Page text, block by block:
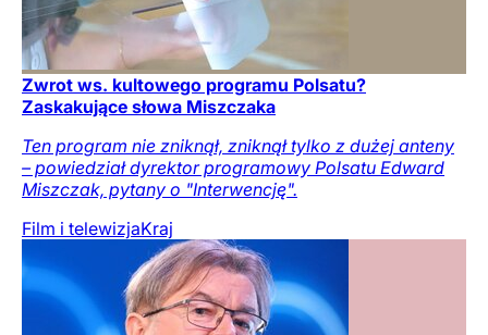
Zwrot ws. kultowego programu Polsatu?
Zaskakujące słowa Miszczaka
Ten program nie zniknął, zniknął tylko z dużej anteny
– powiedział dyrektor programowy Polsatu Edward
Miszczak, pytany o "Interwencję".
Film i telewizjaKraj